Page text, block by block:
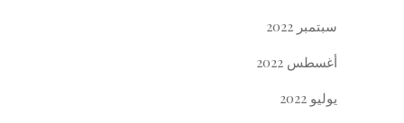
سبتمبر 2022
أغسطس 2022
يوليو 2022